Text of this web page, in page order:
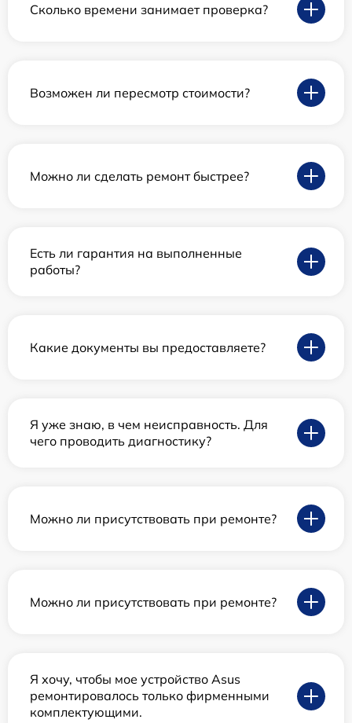
Сколько времени занимает проверка?
Возможен ли пересмотр стоимости?
Можно ли сделать ремонт быстрее?
Есть ли гарантия на выполненные
работы?
Какие документы вы предоставляете?
Я уже знаю, в чем неисправность. Для
чего проводить диагностику?
Можно ли присутствовать при ремонте?
Можно ли присутствовать при ремонте?
Я хочу, чтобы мое устройство Asus
ремонтировалось только фирменными
комплектующими.